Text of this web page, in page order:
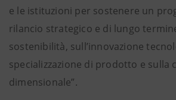
e le istituzioni per sostenere un
rilancio strategico e di lungo
sostenibilità, sull’innovazione
specializzazione di prodotto e sulla
dimensionale”.